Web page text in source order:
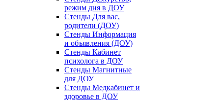
режим дня в ДОУ
Стенды Для вас,
родители (ДОУ)
Стенды Информация
и объявления (ДОУ)
Стенды Кабинет
психолога в ДОУ
Стенды Магнитные
для ДОУ
Стенды Медкабинет и
здоровье в ДОУ